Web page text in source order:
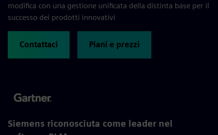
modifica con una gestione unificata della distinta base per il
successo dei prodotti innovativi
Contattaci Piani e prezzi
Siemens riconosciuta come leader nel